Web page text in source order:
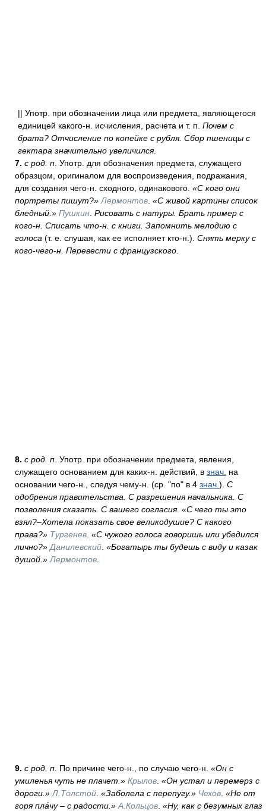
|| Употр. при обозначении лица или предмета, являющегося
единицей какого-н. исчисления, расчета и т. п. Почем с
брата? Отчисление по копейке с рубля. Сбор пшеницы с
гектара значительно увеличился.
7. с род. п . Употр. для обозначения предмета, служащего
образцом, оригиналом для воспроизведения, подражания,
для создания чего-н. сходного, одинакового. «С кого они
портреты пишут?» Лермонтов «С живой картины список
бледный.» Пушкин Рисовать с натуры. Брать пример с
кого-н. Списать что-н. с книги. Запомнить мелодию с
голоса (т. е. слушая, как ее исполняет кто-н.). Снять мерку с
кого-чего-н. Перевести с французского
8. с род. п . Употр. при обозначении предмета, явления,
служащего основанием для каких-н. действий, в знач. на
основании чего-н., следуя чему-н. (ср. "по" в 4 знач. ). С
одобрения правительства. С разрешения начальника. С
позволения сказать. С вашего согласия. «С чего ты это
взял?–Хотела показать свое великодушие? С какого
права?» Тургенев «С чужого голоса говоришь или убедился
лично?» Данилевский «Богатырь ты будешь с виду и казак
душой.» Лермонтов
9. с род. п . По причине чего-н., по случаю чего-н. «Он с
умиленья чуть не плачет.» Крылов «Он устал и перемерз с
дороги.» Л.Толстой «Заболела с перепугу.» Чехов «Не от
горя пла́чу – с радости.» А.Кольцов «Ну, как с безумных глаз